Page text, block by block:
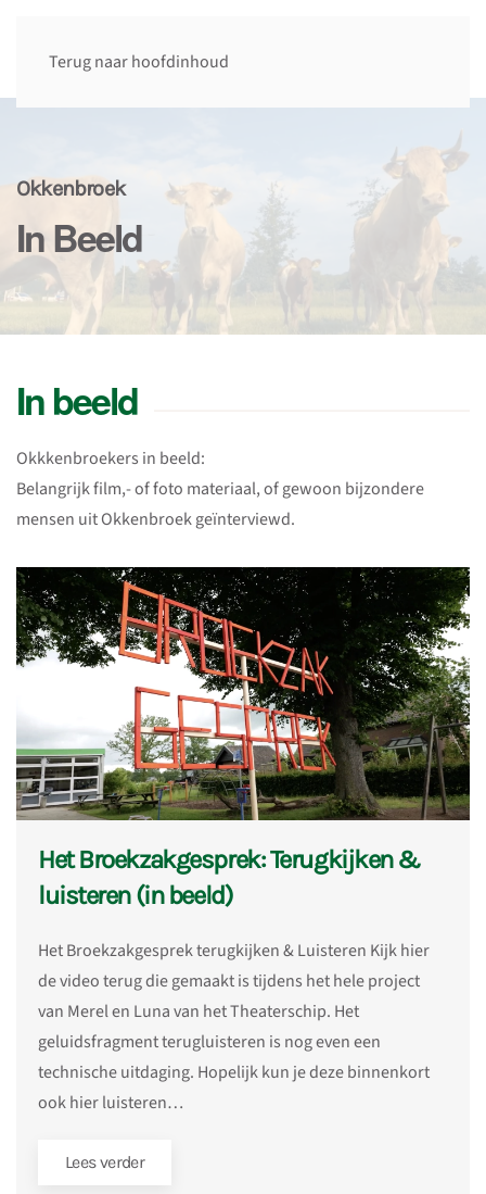
Terug naar hoofdinhoud
Okkenbroek
In Beeld
In beeld
Okkkenbroekers in beeld:
Belangrijk film,- of foto materiaal, of gewoon bijzondere
mensen uit Okkenbroek geïnterviewd.
Het Broekzakgesprek: Terugkijken &
luisteren (in beeld)
Het Broekzakgesprek terugkijken & Luisteren Kijk hier
de video terug die gemaakt is tijdens het hele project
van Merel en Luna van het Theaterschip. Het
geluidsfragment terugluisteren is nog even een
technische uitdaging. Hopelijk kun je deze binnenkort
ook hier luisteren…
Lees verder